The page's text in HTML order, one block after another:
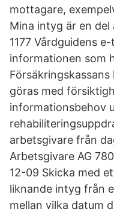
mottagare,
Mina intyg är en
1177 Vårdguidens
informationen som
göras med
informationsbehov
arbetsgivare från
Arbetsgivare AG
12-09 Skicka med
liknande intyg från
mellan vilka datum